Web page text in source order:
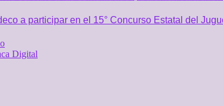
a participar en el 15° Concurso Estatal del
Digital